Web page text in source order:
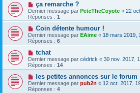
ça remarche ?
Dernier message par PeteTheCoyote « 22
Réponses : 1
Coin détente humour !
Dernier message par EAime « 18 mars 2019,
Réponses : 6
tchat
Dernier message par cédrick « 30 nov. 2017,
Réponses : 14
les petites annonces sur le forum
Dernier message par pub2n « 12 oct. 2017,
Réponses : 4